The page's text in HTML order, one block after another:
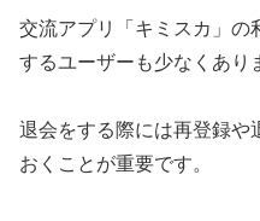
交流アプリ「キミスカ」の
するユーザーも少なくあり
退会をする際には再登録や
おくことが重要です。